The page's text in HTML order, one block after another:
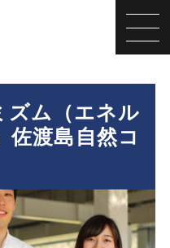
ズム（エネル
佐渡島自然コ